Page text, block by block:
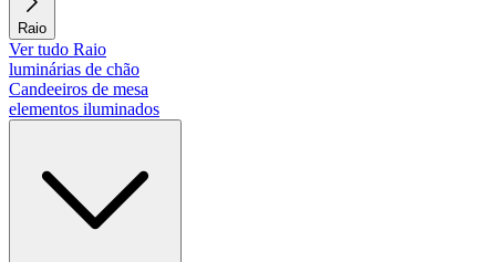
Raio
Ver tudo Raio
luminárias de chão
Candeeiros de mesa
elementos iluminados